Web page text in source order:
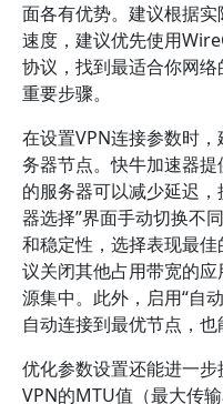
面各有优势。建议根据
速度，建议优先使用
协议，找到最适合你网
重要步骤。
在设置VPN连接参数时
务器节点。快牛加速器
的服务器可以减少延迟
器选择”界面手动切换不
和稳定性，选择表现最
议关闭其他占用带宽的
源集中。此外，启用“自
自动连接到最优节点，也
优化参数设置还能进一
VPN的MTU值（最大传